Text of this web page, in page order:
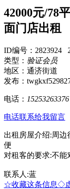
42000元/78
面门店出租
ID编号：2823924
类型： 验证会员
地区：通济街道
发布：
电话： 15253263376
电话联系给我留言
出租房屋介绍:周
便
对租客的要求:不
联系人:蓝
☆收藏这条信息◇